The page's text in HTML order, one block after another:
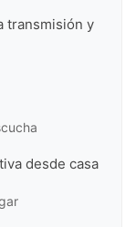
transmisión y
desde casa